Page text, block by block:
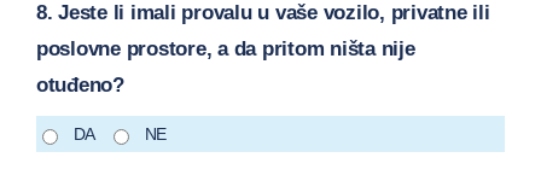
8. Jeste li imali provalu u vaše vozilo, privatne ili
poslovne prostore, a da pritom ništa nije
otuđeno?
DA NE